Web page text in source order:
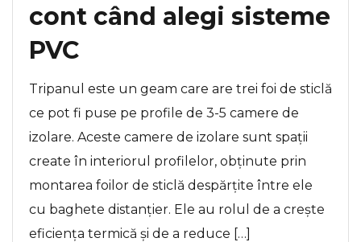
cont când alegi sisteme
PVC
Tripanul este un geam care are trei foi de sticlă
ce pot fi puse pe profile de 3-5 camere de
izolare. Aceste camere de izolare sunt spații
create în interiorul profilelor, obținute prin
montarea foilor de sticlă despărțite între ele
cu baghete distanțier. Ele au rolul de a crește
eficiența termică și de a reduce […]